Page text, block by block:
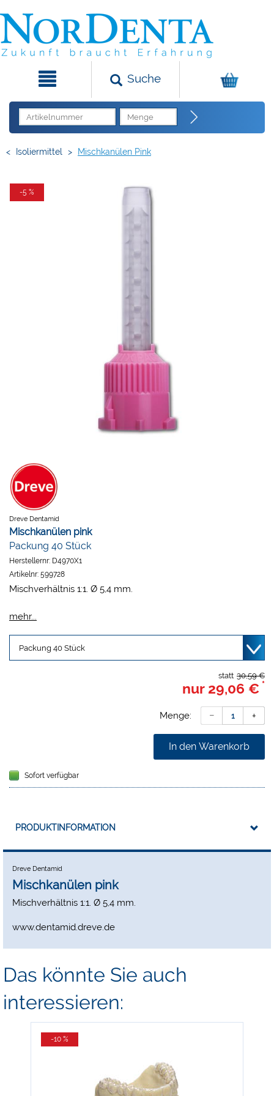
Suche
< Isoliermittel > Mischkanülen Pink
-5 %
Dreve Dentamid
Mischkanülen pink
Packung 40 Stück
Herstellernr: D4970X1
Artikelnr: 599728
Mischverhältnis 1:1. Ø 5,4 mm.
www.dentamid.dreve.de
mehr...
30,59 €
statt
nur 29,06 € *
Menge:
In den Warenkorb
Sofort verfügbar
PRODUKTINFORMATION
Dreve Dentamid
Mischkanülen pink
Mischverhältnis 1:1. Ø 5,4 mm.
www.dentamid.dreve.de
Das könnte Sie auch
interessieren:
-10 %